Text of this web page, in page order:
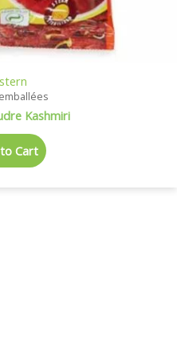
Kashmiri
Cart